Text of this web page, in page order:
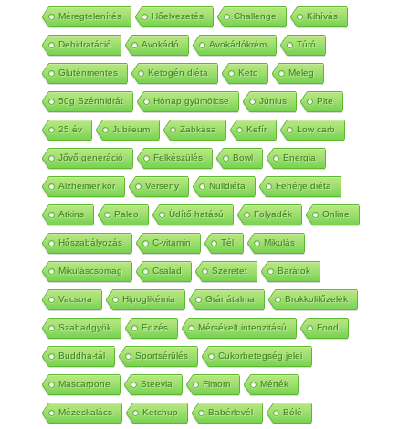
Méregtelenítés Hőelvezetés Challenge Kihívás
Dehidratáció Avokádó Avokádókrém Túró
Gluténmentes Ketogén diéta Keto Meleg
50g Szénhidrát Hónap gyümölcse Június Pite
25 év Jubileum Zabkása Kefír Low carb
Jővő generáció Felkészülés Bowl Energia
Alzheimer kór Verseny Nulldiéta Fehérje diéta
Atkins Paleo Üdítő hatású Folyadék Online
Hőszabályozás C-vitamin Tél Mikulás
Mikuláscsomag Család Szeretet Barátok
Vacsora Hipoglikémia Gránátalma Brokkolifőzelék
Szabadgyök Edzés Mérsékelt intenzitású Food
Buddha-tál Sportsérülés Cukorbetegség jelei
Mascarpone Steevia Fimom Mérték
Mézeskalács Ketchup Babérlevél Bólé